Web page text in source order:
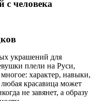
с человека
украшений для
плели на Руси,
характер, навыки,
красавица может
не завянет, а образу